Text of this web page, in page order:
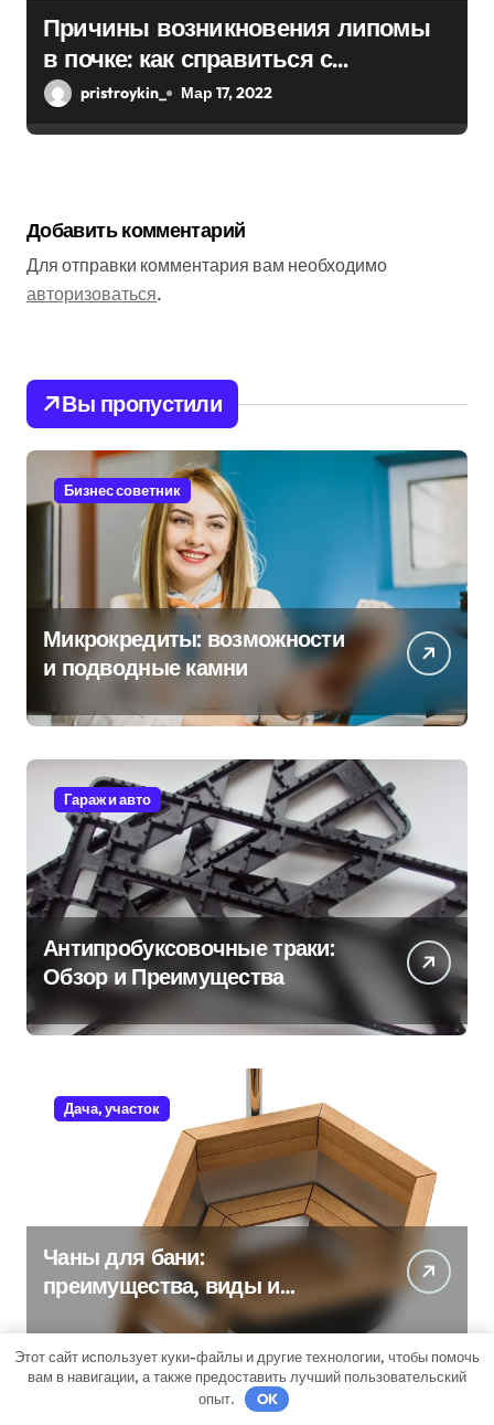
Причины возникновения липомы
в почке: как справиться с
болезнью
pristroykin_ Мар 17, 2022
Добавить комментарий
Для отправки комментария вам необходимо
авторизоваться.
Вы пропустили
Бизнес советник
Микрокредиты: возможности
и подводные камни
Гараж и авто
Антипробуксовочные траки:
Обзор и Преимущества
Дача, участок
Чаны для бани:
преимущества, виды и
особенности использования
Этот сайт использует куки-файлы и другие технологии, чтобы помочь
вам в навигации, а также предоставить лучший пользовательский
опыт.
OK